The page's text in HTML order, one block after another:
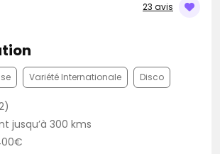
23 avis
Variété Internationale Disco
jusqu’à 300 kms